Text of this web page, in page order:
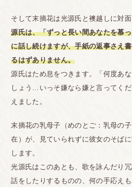
そして末摘花は光源氏と襖越しに対面
源氏は、「ずっと長い間あなたを慕
に話し続けますが、手紙の返事さえ
るはずありません。
源氏はため息をつきます。「何度あ
しょう…いっそ嫌なら嫌と言ってく
えました。
末摘花の乳母子（めのとご：乳母の
在）が、見ていられずに彼女のそば
します。
光源氏はこのあとも、歌を詠んだり
話をしたりするものの、何の手応えも